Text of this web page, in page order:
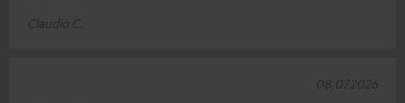
Claudio C.
08.07.2026